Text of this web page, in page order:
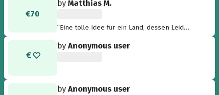
€70
byMatthias M.
“Eine tolle Idee für ein Land, dessen Leid
byAnonymous user
byAnonymous user